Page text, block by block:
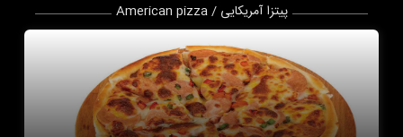
پیتزا آمریکایی / American pizza